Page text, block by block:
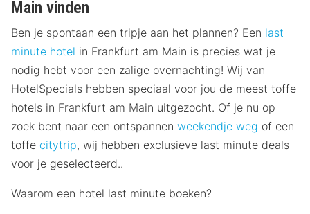
Main vinden
Ben je spontaan een tripje aan het plannen? Een last
minute hotel in Frankfurt am Main is precies wat je
nodig hebt voor een zalige overnachting! Wij van
HotelSpecials hebben speciaal voor jou de meest toffe
hotels in Frankfurt am Main uitgezocht. Of je nu op
zoek bent naar een ontspannen weekendje weg of een
toffe citytrip, wij hebben exclusieve last minute deals
voor je geselecteerd..
Waarom een hotel last minute boeken?